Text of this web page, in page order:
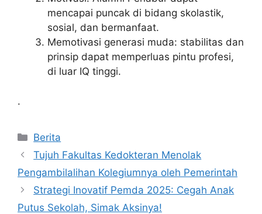
mencapai puncak di bidang skolastik,
sosial, dan bermanfaat.
Memotivasi generasi muda: stabilitas dan
prinsip dapat memperluas pintu profesi,
di luar IQ tinggi.
.
Kategori
Berita
Tujuh Fakultas Kedokteran Menolak
Pengambilalihan Kolegiumnya oleh Pemerintah
Strategi Inovatif Pemda 2025: Cegah Anak
Putus Sekolah, Simak Aksinya!